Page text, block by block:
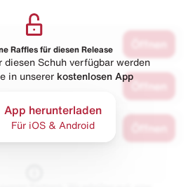
Raffles für diesen Release
diesen Schuh verfügbar werden
in unserer kostenlosen App
App herunterladen
Für iOS & Android